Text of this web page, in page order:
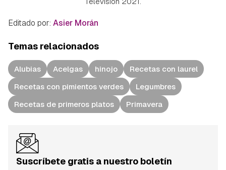
Editado por: Asier Morán
Temas relacionados
Alubias Acelgas hinojo
Recetas con laurel
Recetas con pimientos verdes
Legumbres
Recetas de primeros platos
Primavera
Suscríbete gratis a nuestro boletín